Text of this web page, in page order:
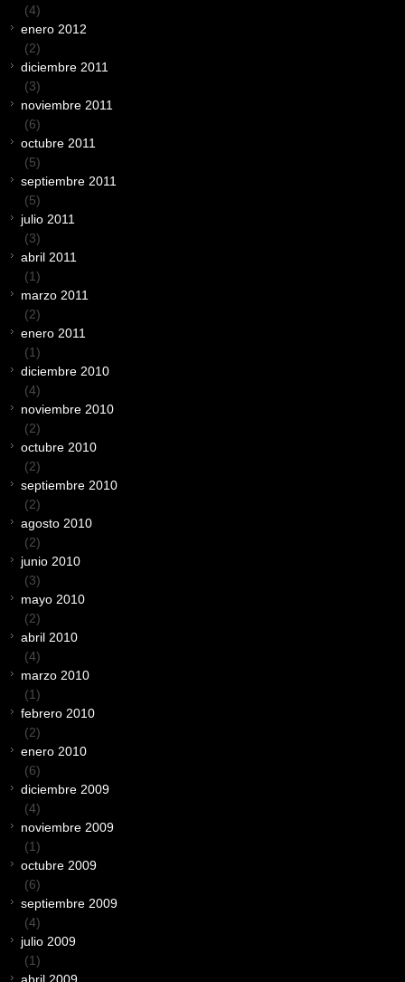
(4)
enero 2012
(2)
diciembre 2011
(3)
noviembre 2011
(6)
octubre 2011
(5)
septiembre 2011
(5)
julio 2011
(3)
abril 2011
(1)
marzo 2011
(2)
enero 2011
(1)
diciembre 2010
(4)
noviembre 2010
(2)
octubre 2010
(2)
septiembre 2010
(2)
agosto 2010
(2)
junio 2010
(3)
mayo 2010
(2)
abril 2010
(4)
marzo 2010
(1)
febrero 2010
(2)
enero 2010
(6)
diciembre 2009
(4)
noviembre 2009
(1)
octubre 2009
(6)
septiembre 2009
(4)
julio 2009
(1)